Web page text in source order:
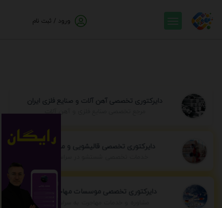
ورود / ثبت نام
دایرکتوری تخصصی آهن آلات و صنایع فلزی ایران
مرجع تخصصی صنایع فلزی و آهن آلات
دایرکتوری تخصصی قالیشویی و مبل شویی
دایرکتوری تخصصی موسسات مهاجرتی ایران
مشاوره و خدمات مهاجرت به سراسر جهان